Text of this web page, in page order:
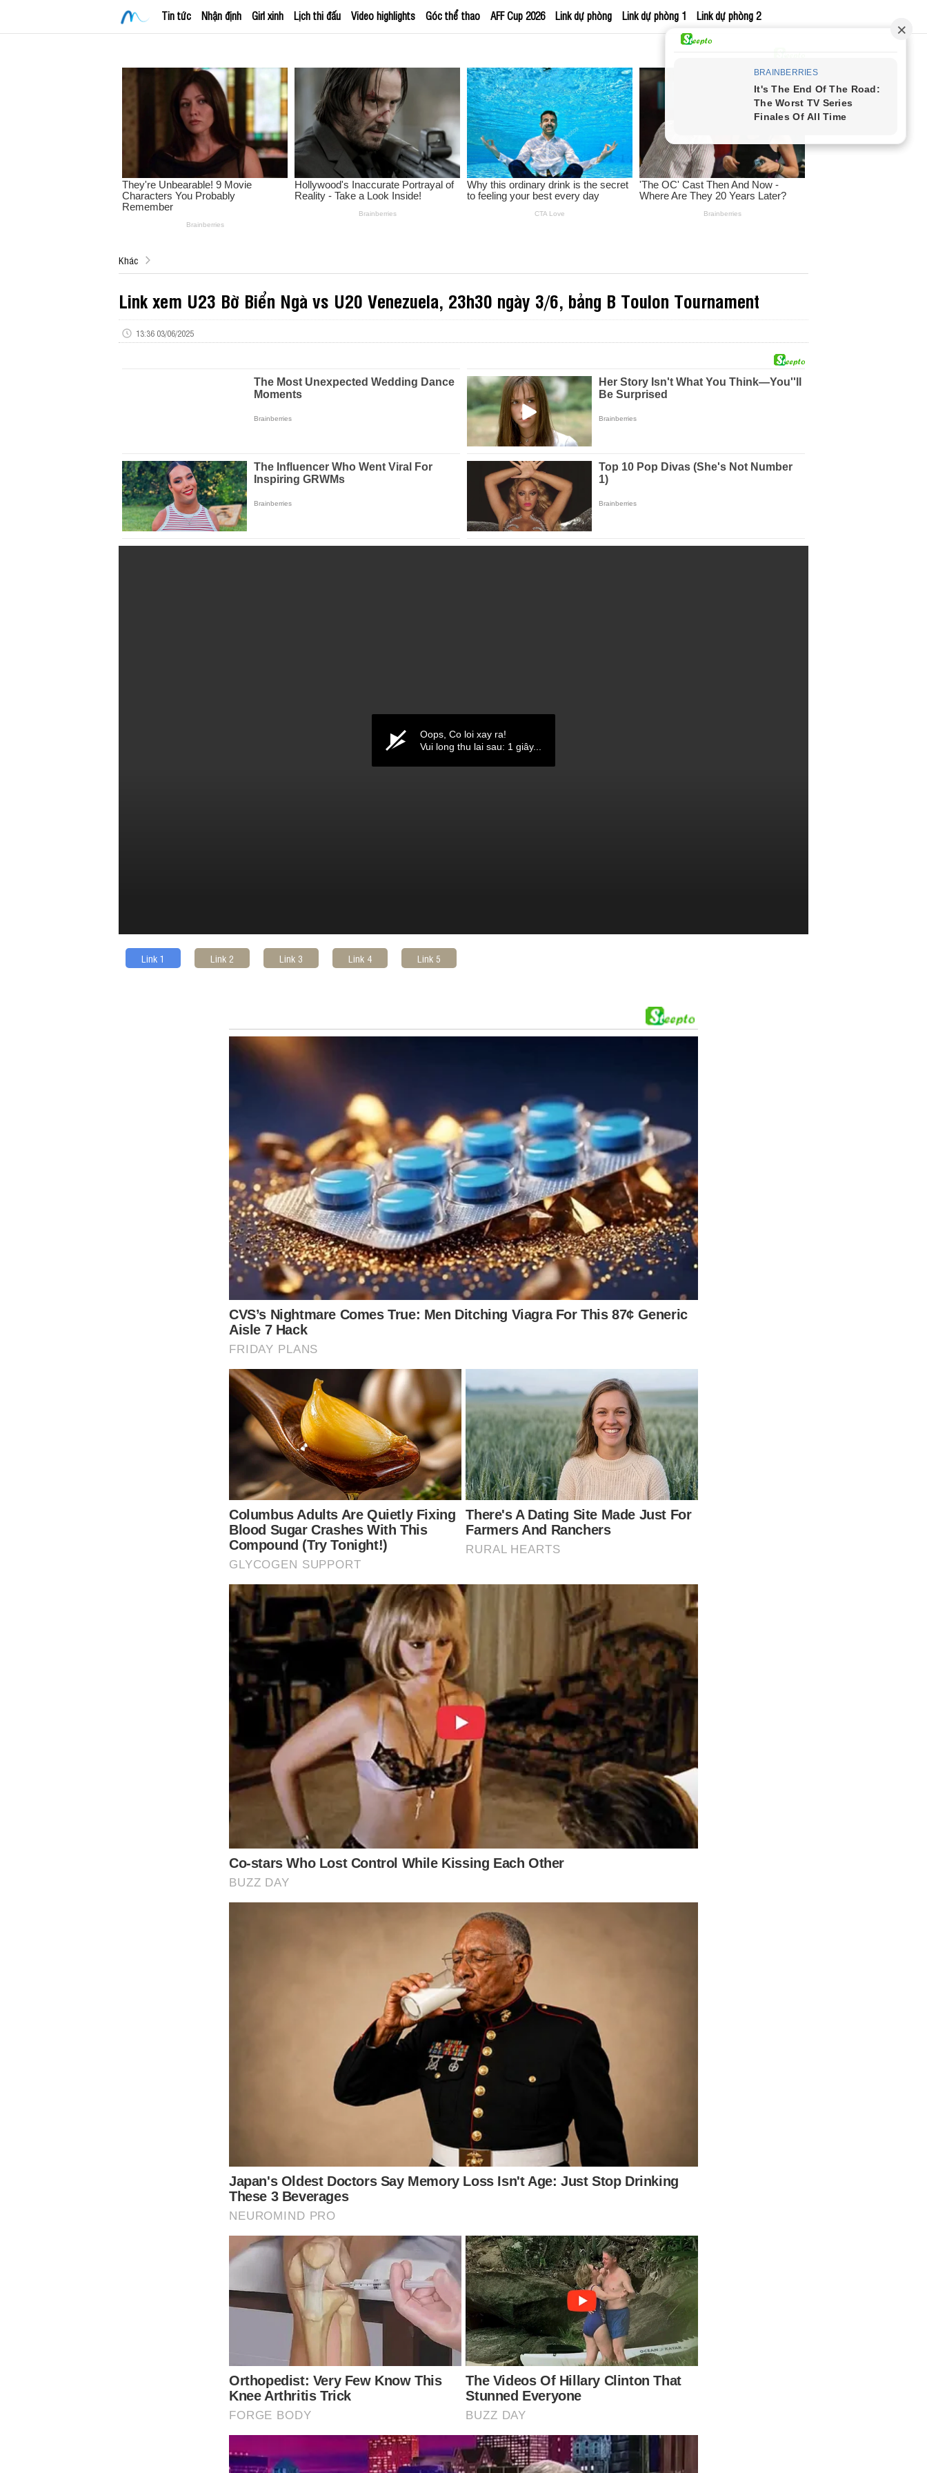
Tin tức Nhận định Girl xinh Lịch thi đấu Video highlights Góc thể thao AFF Cup 2026 Link dự phòng Link dự phòng 1 Link dự phòng 2
Khác
Link xem U23 Bờ Biển Ngà vs U20 Venezuela, 23h30 ngày 3/6, bảng B Toulon Tournament
13:36 03/06/2025
Link 1 Link 2 Link 3 Link 4 Link 5